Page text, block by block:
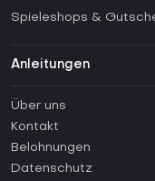
Spieleshops &
Anleitungen
Anleitungen
Wie aktiviert man
Wie aktiviert man
Über uns
Kontakt
Belohnungen
Datenschutz